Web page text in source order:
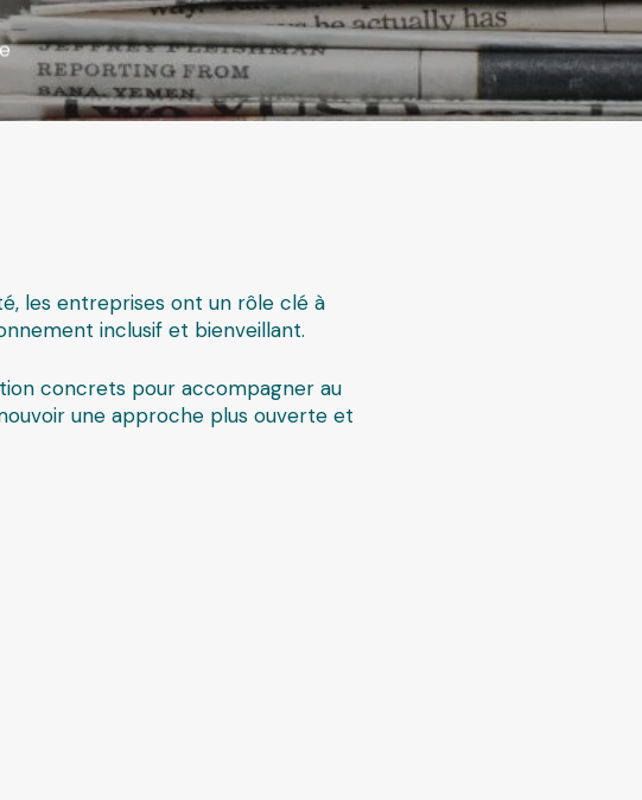
Santé publique
les entreprises ont un rôle clé à
inclusif et bienveillant.
concrets pour accompagner au
une approche plus ouverte et